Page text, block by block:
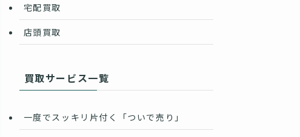
宅配買取
店頭買取
買取サービス一覧
一度でスッキリ片付く「ついで売り」